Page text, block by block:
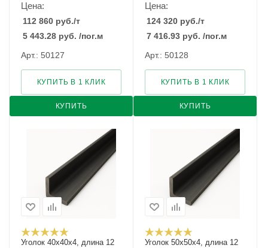
Цена:
112 860 руб./т
5 443.28 руб. /пог.м
Арт.: 50127
КУПИТЬ
КУПИТЬ В 1 КЛИК
Цена:
124 320 руб./т
7 416.93 руб. /пог.м
Арт.: 50128
КУПИТЬ
КУПИТЬ В 1 КЛИК
Уголок 40х40х4, длина 12 Уголок 50х50х4, длина 12